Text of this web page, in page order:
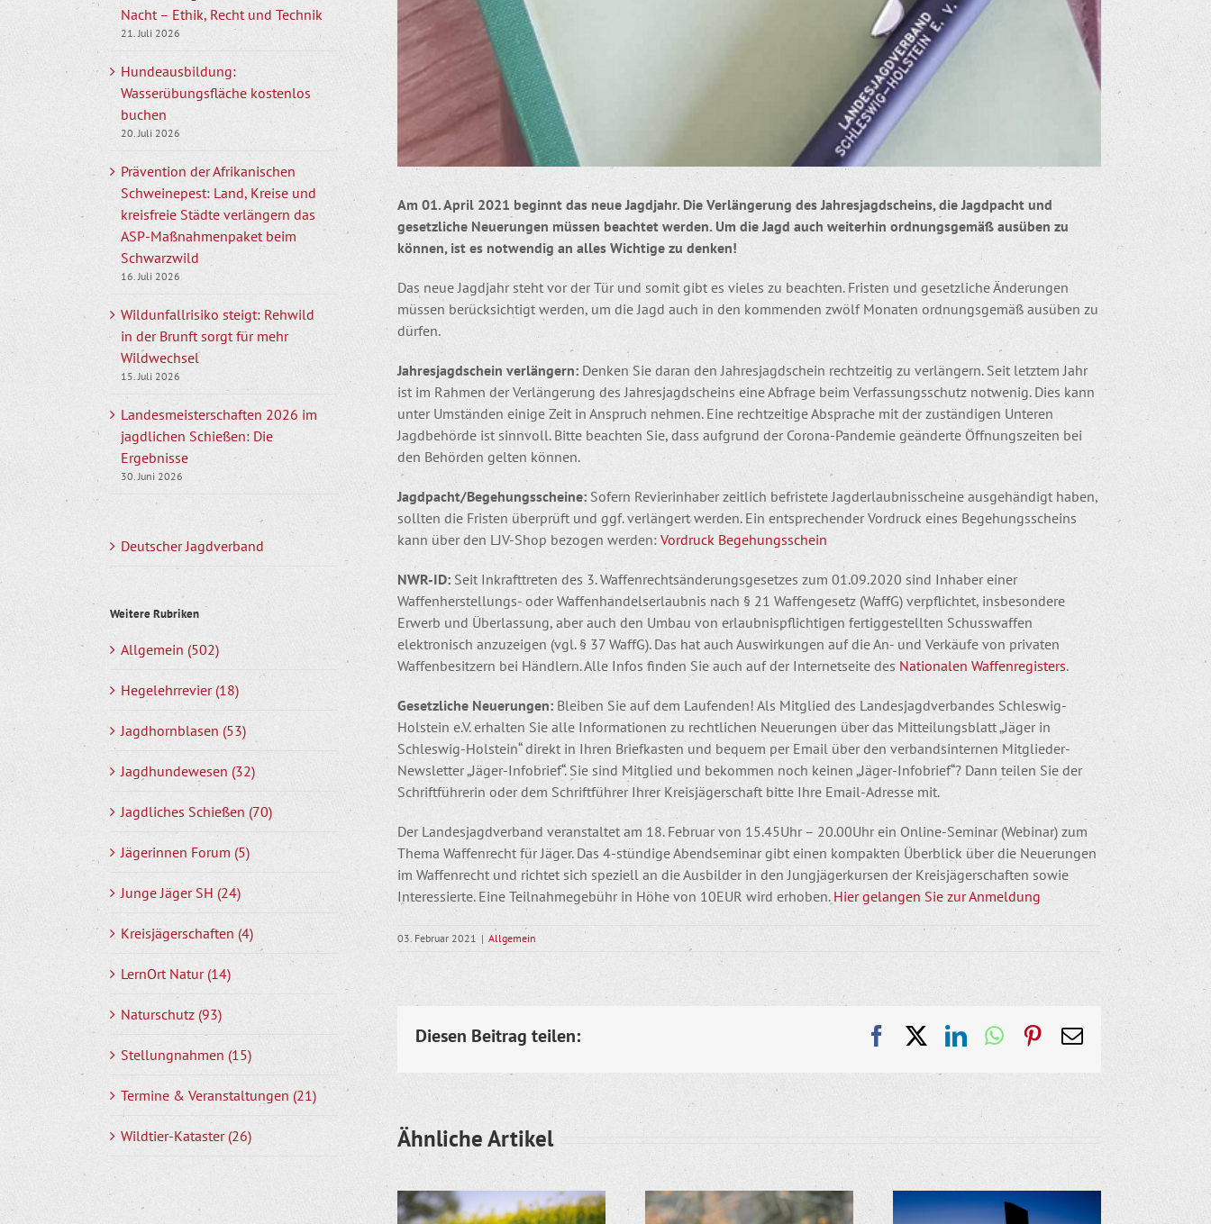
Am 01. April 2021 beginnt das neue Jagdjahr. Die Verlängerung des Jahresjagdscheins, die Jagdpacht und
gesetzliche Neuerungen müssen beachtet werden. Um die Jagd auch weiterhin ordnungsgemäß ausüben zu
können, ist es notwendig an alles Wichtige zu denken!
Das neue Jagdjahr steht vor der Tür und somit gibt es vieles zu beachten. Fristen und gesetzliche Änderungen
müssen berücksichtigt werden, um die Jagd auch in den kommenden zwölf Monaten ordnungsgemäß ausüben zu
dürfen.
Jahresjagdschein verlängern: Denken Sie daran den Jahresjagdschein rechtzeitig zu verlängern. Seit letztem Jahr
ist im Rahmen der Verlängerung des Jahresjagdscheins eine Abfrage beim Verfassungsschutz notwenig. Dies kann
unter Umständen einige Zeit in Anspruch nehmen. Eine rechtzeitige Absprache mit der zuständigen Unteren
Jagdbehörde ist sinnvoll. Bitte beachten Sie, dass aufgrund der Corona-Pandemie geänderte Öffnungszeiten bei
den Behörden gelten können.
Jagdpacht/Begehungsscheine: Sofern Revierinhaber zeitlich befristete Jagderlaubnisscheine ausgehändigt haben,
sollten die Fristen überprüft und ggf. verlängert werden. Ein entsprechender Vordruck eines Begehungsscheins
kann über den LJV-Shop bezogen werden: Vordruck Begehungsschein
NWR-ID: Seit Inkrafttreten des 3. Waffenrechtsänderungsgesetzes zum 01.09.2020 sind Inhaber einer
Waffenherstellungs- oder Waffenhandelserlaubnis nach § 21 Waffengesetz (WaffG) verpflichtet, insbesondere
Erwerb und Überlassung, aber auch den Umbau von erlaubnispflichtigen fertiggestellten Schusswaffen
elektronisch anzuzeigen (vgl. § 37 WaffG). Das hat auch Auswirkungen auf die An- und Verkäufe von privaten
Waffenbesitzern bei Händlern. Alle Infos finden Sie auch auf der Internetseite des Nationalen Waffenregisters.
Gesetzliche Neuerungen: Bleiben Sie auf dem Laufenden! Als Mitglied des Landesjagdverbandes Schleswig-
Holstein e.V. erhalten Sie alle Informationen zu rechtlichen Neuerungen über das Mitteilungsblatt „Jäger in
Schleswig-Holstein“ direkt in Ihren Briefkasten und bequem per Email über den verbandsinternen Mitglieder-
Newsletter „Jäger-Infobrief“. Sie sind Mitglied und bekommen noch keinen „Jäger-Infobrief“? Dann teilen Sie der
Schriftführerin oder dem Schriftführer Ihrer Kreisjägerschaft bitte Ihre Email-Adresse mit.
Der Landesjagdverband veranstaltet am 18. Februar von 15.45Uhr – 20.00Uhr ein Online-Seminar (Webinar) zum
Thema Waffenrecht für Jäger. Das 4-stündige Abendseminar gibt einen kompakten Überblick über die Neuerungen
im Waffenrecht und richtet sich speziell an die Ausbilder in den Jungjägerkursen der Kreisjägerschaften sowie
Interessierte. Eine Teilnahmegebühr in Höhe von 10EUR wird erhoben. Hier gelangen Sie zur Anmeldung
03. Februar 2021 | Allgemein
Diesen Beitrag teilen: FacebookLinkedInWhatsApp
Pinterest
E-
Ähnliche Artikel
Nacht – Ethik, Recht und Technik
21. Juli 2026
Hundeausbildung:
Wasserübungsfläche kostenlos
buchen
20. Juli 2026
Prävention der Afrikanischen
Schweinepest: Land, Kreise und
kreisfreie Städte verlängern das
ASP-Maßnahmenpaket beim
Schwarzwild
16. Juli 2026
Wildunfallrisiko steigt: Rehwild
in der Brunft sorgt für mehr
Wildwechsel
15. Juli 2026
Landesmeisterschaften 2026 im
jagdlichen Schießen: Die
Ergebnisse
30. Juni 2026
Deutscher Jagdverband
Weitere Rubriken
Allgemein (502)
Hegelehrrevier (18)
Jagdhornblasen (53)
Jagdhundewesen (32)
Jagdliches Schießen (70)
Jägerinnen Forum (5)
Junge Jäger SH (24)
Kreisjägerschaften (4)
LernOrt Natur (14)
Naturschutz (93)
Stellungnahmen (15)
Termine & Veranstaltungen (21)
Wildtier-Kataster (26)